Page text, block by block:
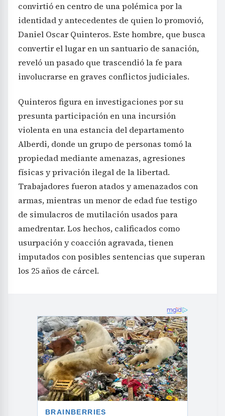
convirtió en centro de una polémica por la
identidad y antecedentes de quien lo promovió,
Daniel Oscar Quinteros. Este hombre, que busca
convertir el lugar en un santuario de sanación,
reveló un pasado que trascendió la fe para
involucrarse en graves conflictos judiciales.
Quinteros figura en investigaciones por su
presunta participación en una incursión
violenta en una estancia del departamento
Alberdi, donde un grupo de personas tomó la
propiedad mediante amenazas, agresiones
físicas y privación ilegal de la libertad.
Trabajadores fueron atados y amenazados con
armas, mientras un menor de edad fue testigo
de simulacros de mutilación usados para
amedrentar. Los hechos, calificados como
usurpación y coacción agravada, tienen
imputados con posibles sentencias que superan
los 25 años de cárcel.